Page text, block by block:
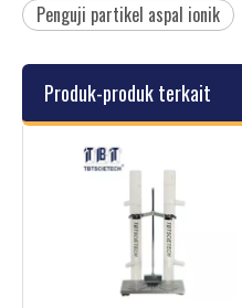
Penguji partikel aspal ionik
Produk-produk terkait